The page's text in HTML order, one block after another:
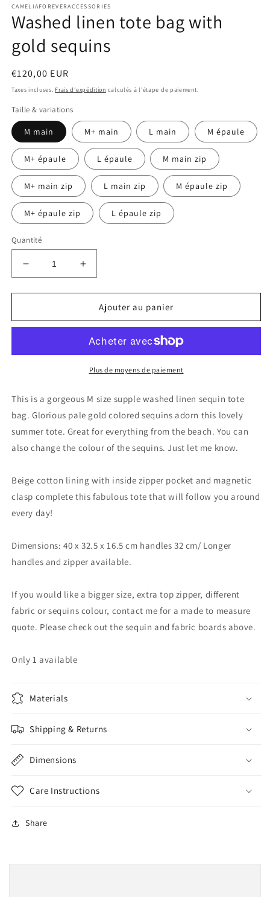
modale
CAMELIAFOREVERACCESSORIES
Washed linen tote bag with
gold sequins
Prix
habituel
€120,00 EUR
Taxes incluses. Frais d'expédition calculés à l'étape de paiement.
Taille & variations
M main M+ main L main M épaule
M+ épaule L épaule M main zip
M+ main zip L main zip M épaule zip
M+ épaule zip L épaule zip
Quantité
Réduire
la
quantité
Washed
bag
sequins
Augmenter
la
quantité
Washed
tote
bag
with
sequins
Ajouter au panier
Plus de moyens de paiement
This is a gorgeous M size supple washed linen sequin tote
bag. Glorious pale gold colored sequins adorn this lovely
summer tote. Great for everything from the beach. You can
also change the colour of the sequins. Just let me know.
Beige cotton lining with inside zipper pocket and magnetic
clasp complete this fabulous tote that will follow you around
every day!
Dimensions: 40 x 32.5 x 16.5 cm handles 32 cm/ Longer
handles and zipper available.
If you would like a bigger size, extra top zipper, different
fabric or sequins colour, contact me for a made to measure
quote. Please check out the sequin and fabric boards above.
Only 1 available
Materials
Shipping & Returns
Dimensions
Care Instructions
Share